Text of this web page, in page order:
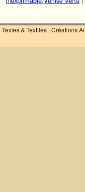
Textes & Textiles : Créations